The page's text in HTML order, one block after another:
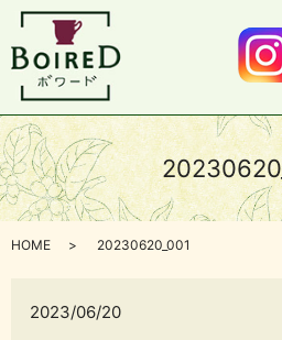
HOME 20230620_001
2023/06/20